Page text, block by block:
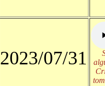
2023/07/31